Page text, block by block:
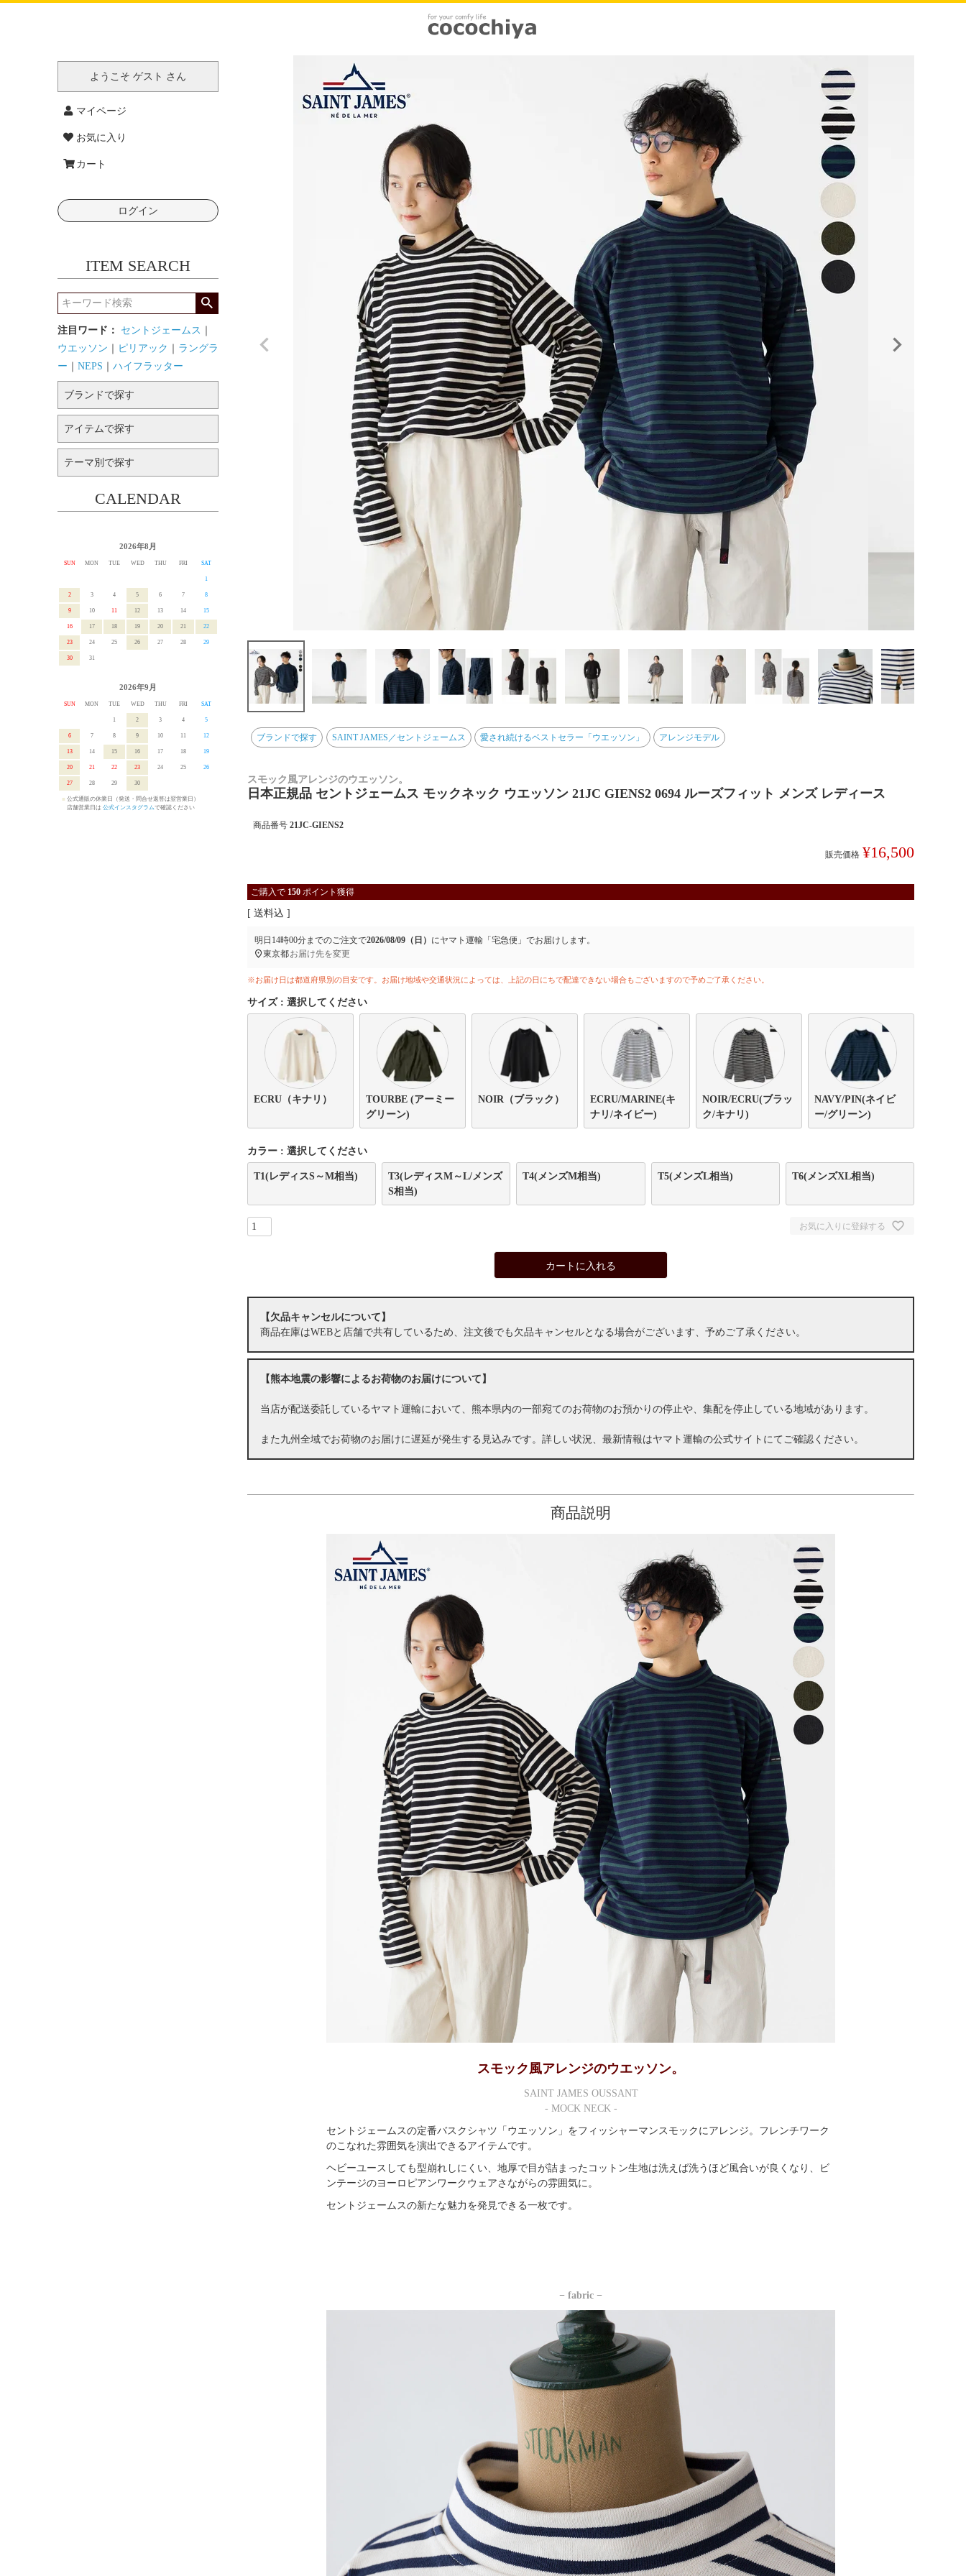
ようこそ ゲスト さん
マイページ
お気に入り
カート
ログイン
ITEM SEARCH
注目ワード： セントジェームス ｜
ウエッソン ｜ ピリアック ｜ ラングラ
ー ｜ NEPS ｜ ハイフラッター
ブランドで探す
アイテムで探す
テーマ別で探す
CALENDAR
2026年8月
SUN MON TUE WED THU FRI SAT
1
2 3 4 5 6 7 8
9 10 11 12 13 14 15
16 17 18 19 20 21 22
23 24 25 26 27 28 29
30 31
2026年9月
SUN MON TUE WED THU FRI SAT
1 2 3 4 5
6 7 8 9 10 11 12
13 14 15 16 17 18 19
20 21 22 23 24 25 26
27 28 29 30
■ 公式通販の休業日（発送・問合せ返答は翌営業日）
店舗営業日は 公式インスタグラムで確認ください
ブランドで探す SAINT JAMES／セントジェームス 愛され続けるベストセラー「ウエッソン」 アレンジモデル
スモック風アレンジのウエッソン。
日本正規品 セントジェームス モックネック ウエッソン 21JC GIENS2 0694 ルーズフィット メンズ レディース
商品番号 21JC-GIENS2
販売価格 ¥16,500
ご購入で 150 ポイント獲得
送料込
明日 14時00分までのご注文で2026/08/09（日） にヤマト運輸「宅急便」 でお届けします。
東京都お届け先を変更
※お届け日は都道府県別の目安です。お届け地域や交通状況によっては、上記の日にちで配達できない場合もございますので予めご了承ください。
サイズ 選択してください
ECRU（キナリ）
TOURBE (アーミー
グリーン)
NOIR（ブラック）
ECRU/MARINE(キ
ナリ/ネイビー)
NOIR/ECRU(ブラッ
ク/キナリ)
NAVY/PIN(ネイビ
ー/グリーン)
カラー 選択してください
T1(レディスS～M相当)
T3(レディスM～L/メンズ
S相当)
T4(メンズM相当) T5(メンズL相当) T6(メンズXL相当)
お気に入りに登録する
カートに入れる
【欠品キャンセルについて】
商品在庫はWEBと店舗で共有しているため、注文後でも欠品キャンセルとなる場合がございます、予めご了承ください。
【熊本地震の影響によるお荷物のお届けについて】
当店が配送委託しているヤマト運輸において、熊本県内の一部宛てのお荷物のお預かりの停止や、集配を停止している地域があります。
また九州全域でお荷物のお届けに遅延が発生する見込みです。詳しい状況、最新情報はヤマト運輸の公式サイトにてご確認ください。
商品説明
スモック風アレンジのウエッソン。
SAINT JAMES OUSSANT
- MOCK NECK -
セントジェームスの定番バスクシャツ「ウエッソン」をフィッシャーマンスモックにアレンジ。フレンチワーク
のこなれた雰囲気を演出できるアイテムです。
ヘビーユースしても型崩れしにくい、地厚で目が詰まったコットン生地は洗えば洗うほど風合いが良くなり、ビ
ンテージのヨーロピアンワークウェアさながらの雰囲気に。
セントジェームスの新たな魅力を発見できる一枚です。
− fabric −